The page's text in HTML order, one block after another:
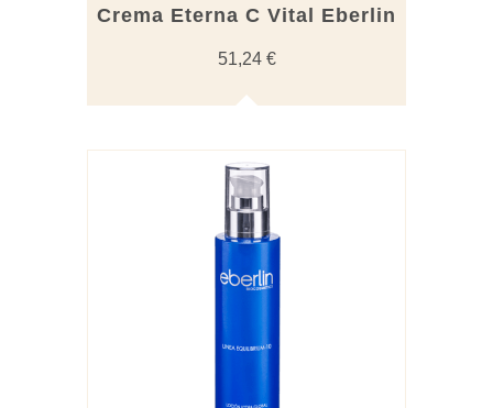
Crema Eterna C Vital Eberlin
51,24 €